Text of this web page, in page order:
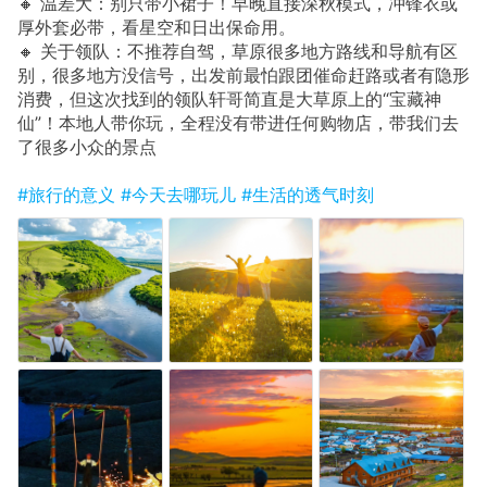
厚外套必带，看星空和日出保命用。
🔸 关于领队：不推荐自驾，草原很多地方路线和导航有区
别，很多地方没信号，出发前最怕跟团催命赶路或者有隐形
消费，但这次找到的领队轩哥简直是大草原上的“宝藏神
仙”！本地人带你玩，全程没有带进任何购物店，带我们去
了很多小众的景点
#旅行的意义 #今天去哪玩儿 #生活的透气时刻